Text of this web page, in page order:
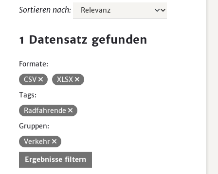
Sortieren nach
1 Datensatz gefunden
Formate:
CSV
XLSX
Tags:
Radfahrende
Gruppen:
Verkehr
Ergebnisse filtern